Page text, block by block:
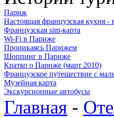
Париж
Настоящая французская кухня -
Французская sim-карта
Wi-Fi в Париже
Проникаясь Парижем
Шоппинг в Париже
Кратко о Париже (март 2010)
Французское путешествие с
Музейная карта
Экскурсионные автобусы
Главная -